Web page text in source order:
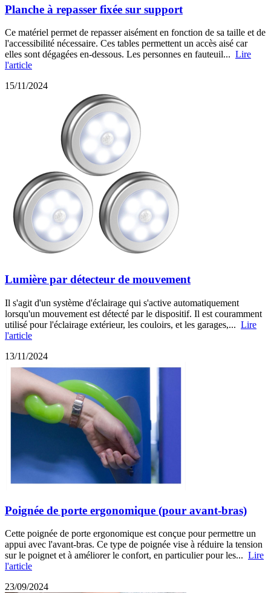
Planche à repasser fixée sur support
Ce matériel permet de repasser aisément en fonction de sa taille et de
l'accessibilité nécessaire. Ces tables permettent un accès aisé car
elles sont dégagées en-dessous. Les personnes en fauteuil... Lire
l'article
15/11/2024
Lumière par détecteur de mouvement
Il s'agit d'un système d'éclairage qui s'active automatiquement
lorsqu'un mouvement est détecté par le dispositif. Il est couramment
utilisé pour l'éclairage extérieur, les couloirs, et les garages,... Lire
l'article
13/11/2024
Poignée de porte ergonomique (pour avant-bras)
Cette poignée de porte ergonomique est conçue pour permettre un
appui avec l'avant-bras. Ce type de poignée vise à réduire la tension
sur le poignet et à améliorer le confort, en particulier pour les... Lire
l'article
23/09/2024